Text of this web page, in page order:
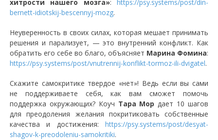
хитрости нашего мозга»:https://psy.systems/post/din-
bernett-idiotskij-bescennyj-mozg.
Неуверенность в своих силах, которая мешает принимать
решения и парализует, — это внутренний конфликт. Как
обратить его себе во благо, объясняет Марина Фомина:
https://psy.systems/post/vnutrennij-konflikt-tormoz-ili-dvigatel.
Скажите самокритике твердое «нет»! Ведь если вы сами
не поддерживаете себя, как вам сможет помочь
поддержка окружающих? Коуч Тара Мор дает 10 шагов
для преодоления желания покритиковать собственные
качества и достижения: https://psy.systems/post/desyat-
shagov-k-preodoleniu-samokritiki.